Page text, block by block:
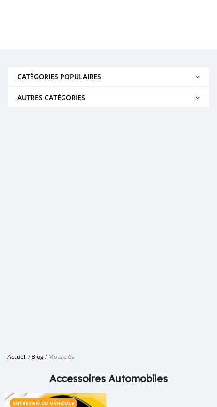
CATÉGORIES POPULAIRES
AUTRES CATÉGORIES
Accueil /Blog/Mots clés
Accessoires Automobiles
ENTRETIEN DU VÉHICULE